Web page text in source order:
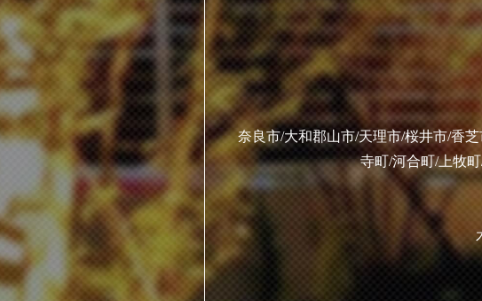
奈良市/大和郡山市/天理市/桜井市/香
寺町/河合町/上牧